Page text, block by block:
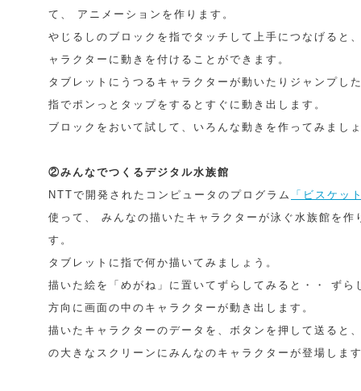
て、 アニメーションを作ります。
やじるしのブロックを指でタッチして上手につなげると
ャラクターに動きを付けることができます。
タブレットにうつるキャラクターが動いたりジャンプし
指でポンっとタップをするとすぐに動き出します。
ブロックをおいて試して、いろんな動きを作ってみまし
②みんなでつくるデジタル水族館
NTTで開発されたコンピュータのプログラム
「ビスケッ
使って、 みんなの描いたキャラクターが泳ぐ水族館を作
す。
タブレットに指で何か描いてみましょう。
描いた絵を「めがね」に置いてずらしてみると・・ ずら
方向に画面の中のキャラクターが動き出します。
描いたキャラクターのデータを、ボタンを押して送ると
の大きなスクリーンにみんなのキャラクターが登場しま